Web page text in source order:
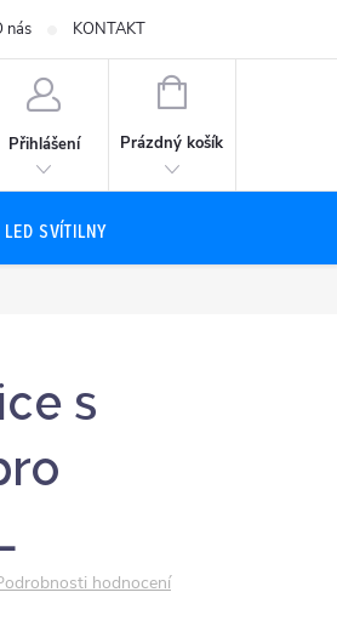
nás KONTAKT
Přihlášení
NÁKUPNÍ
Prázdný košík
LED SVÍTILNY
s
hodnocení